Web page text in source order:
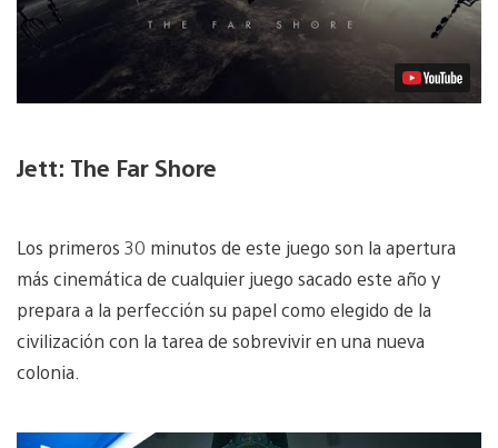
Jett: The Far Shore
Los primeros 30 minutos de este juego son la apertura
más cinemática de cualquier juego sacado este año y
prepara a la perfección su papel como elegido de la
civilización con la tarea de sobrevivir en una nueva
colonia.